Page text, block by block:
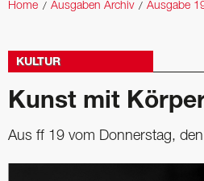
Home Ausgaben Archiv Ausgabe
KULTUR
Kunst mit
Aus ff 19 vom Donnerstag,